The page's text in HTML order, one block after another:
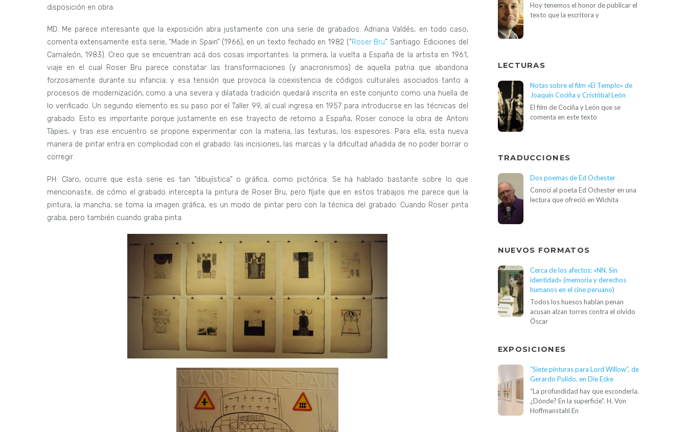
disposición en obra.
MD: Me parece interesante que la exposición abra justamente con una serie de grabados. Adriana Valdés, en todo caso,
comenta extensamente esta serie, “Made in Spain” (1966), en un texto fechado en 1982 (“Roser Bru”. Santiago: Ediciones del
Camaleón, 1983). Creo que se encuentran acá dos cosas importantes: la primera, la vuelta a España de la artista en 1961,
viaje en el cual Roser Bru parece constatar las transformaciones (y anacronismos) de aquella patria que abandona
forzosamente durante su infancia; y esa tensión que provoca la coexistencia de códigos culturales asociados tanto a
procesos de modernización, como a una severa y dilatada tradición quedará inscrita en este conjunto como una huella de
lo verificado. Un segundo elemento es su paso por el Taller 99, al cual ingresa en 1957 para introducirse en las técnicas del
grabado. Esto es importante porque justamente en ese trayecto de retorno a España, Roser conoce la obra de Antoni
Tàpies, y tras ese encuentro se propone experimentar con la materia, las texturas, los espesores. Para ella, esta nueva
manera de pintar entra en complicidad con el grabado: las incisiones, las marcas y la dificultad añadida de no poder borrar o
corregir.
PH: Claro, ocurre que esta serie es tan “dibujística” o gráfica, como pictórica. Se ha hablado bastante sobre lo que
mencionaste, de cómo el grabado intercepta la pintura de Roser Bru, pero fíjate que en estos trabajos me parece que la
pintura, la mancha, se toma la imagen gráfica, es un modo de pintar pero con la técnica del grabado. Cuando Roser pinta
graba, pero también cuando graba pinta.
Hoy tenemos el honor de publicar el
texto que la escritora y
LECTURAS
Notas sobre el film «El Templo» de
Joaquín Cociña y Cristóbal León
El film de Cociña y León que se
comenta en este texto
TRADUCCIONES
Dos poemas de Ed Ochester
Conocí al poeta Ed Ochester en una
lectura que ofreció en Wichita
NUEVOS FORMATOS
Cerca de los afectos: «NN. Sin
identidad» (memoria y derechos
humanos en el cine peruano)
Todos los huesos hablan penan
acusan alzan torres contra el olvido
Óscar
EXPOSICIONES
“Siete pinturas para Lord Willow”, de
Gerardo Pulido, en Die Ecke
“La profundidad hay que esconderla.
¿Dónde? En la superficie”. H. Von
Hoffmanstahl En